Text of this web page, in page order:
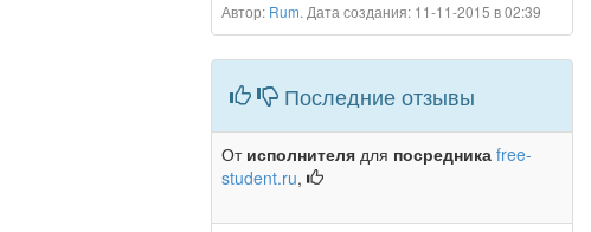
Автор: Rum. Дата создания: 11-11-2015 в 02:39
Последние отзывы
От исполнителя для посредника free-
student.ru,